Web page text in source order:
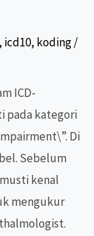
, icd10, koding/
ICD-
pada kategori
Di
Sebelum
kenal
mengukur